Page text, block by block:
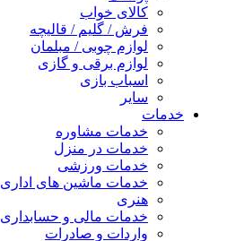
کالای خواب
فرش / گلیم / قالیچه
لوازم چوبی / مبلمان
لوازم برقی و گازی
اسباب بازی
سایر
خدمات
خدمات مشاوره
خدمات در منزل
خدمات ورزشی
خدمات ماشین های اداری
هنری
خدمات مالی و حسابداری
واردات و صادرات